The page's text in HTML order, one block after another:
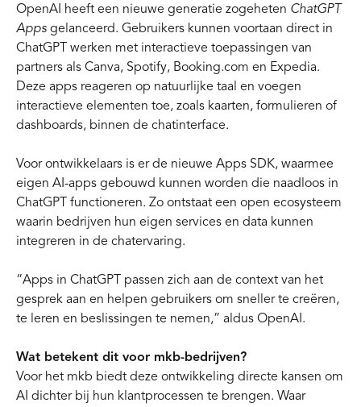
OpenAI heeft een nieuwe generatie zogeheten ChatGPT
Apps gelanceerd. Gebruikers kunnen voortaan direct in
ChatGPT werken met interactieve toepassingen van
partners als Canva, Spotify, Booking.com en Expedia.
Deze apps reageren op natuurlijke taal en voegen
interactieve elementen toe, zoals kaarten, formulieren of
dashboards, binnen de chatinterface.
Voor ontwikkelaars is er de nieuwe Apps SDK, waarmee
eigen AI-apps gebouwd kunnen worden die naadloos in
ChatGPT functioneren. Zo ontstaat een open ecosysteem
waarin bedrijven hun eigen services en data kunnen
integreren in de chatervaring.
“Apps in ChatGPT passen zich aan de context van het
gesprek aan en helpen gebruikers om sneller te creëren,
te leren en beslissingen te nemen,” aldus OpenAI.
Wat betekent dit voor mkb-bedrijven?
Voor het mkb biedt deze ontwikkeling directe kansen om
AI dichter bij hun klantprocessen te brengen. Waar